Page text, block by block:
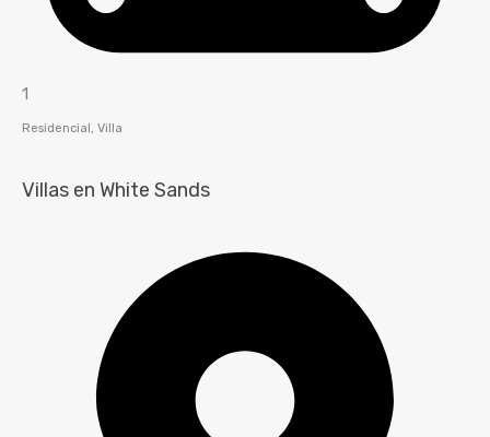
1
Residencial, Villa
Villas en White Sands